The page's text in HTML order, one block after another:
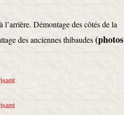
l’arrière. Démontage des côtés de la
des anciennes thibaudes(photos